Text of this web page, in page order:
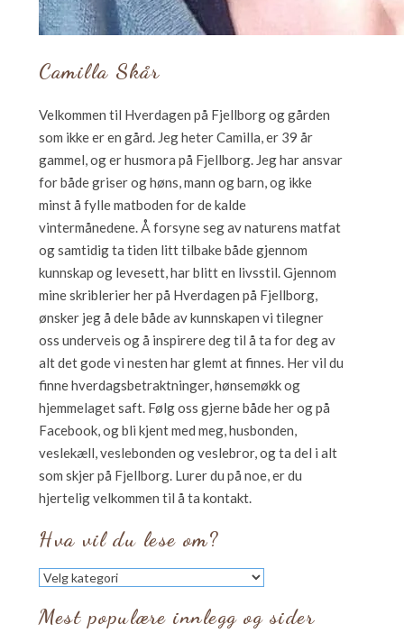
Camilla Skår
Velkommen til Hverdagen på Fjellborg og gården
som ikke er en gård. Jeg heter Camilla, er 39 år
gammel, og er husmora på Fjellborg. Jeg har ansvar
for både griser og høns, mann og barn, og ikke
minst å fylle matboden for de kalde
vintermånedene. Å forsyne seg av naturens matfat
og samtidig ta tiden litt tilbake både gjennom
kunnskap og levesett, har blitt en livsstil. Gjennom
mine skriblerier her på Hverdagen på Fjellborg,
ønsker jeg å dele både av kunnskapen vi tilegner
oss underveis og å inspirere deg til å ta for deg av
alt det gode vi nesten har glemt at finnes. Her vil du
finne hverdagsbetraktninger, hønsemøkk og
hjemmelaget saft. Følg oss gjerne både her og på
Facebook, og bli kjent med meg, husbonden,
veslekæll, veslebonden og veslebror, og ta del i alt
som skjer på Fjellborg. Lurer du på noe, er du
hjertelig velkommen til å ta kontakt.
Hva vil du lese om?
Hva
vil
du
lese
Mest populære innlegg og sider